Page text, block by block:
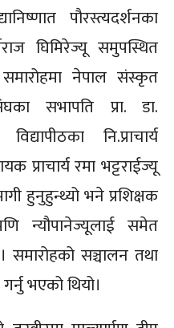
पौरस्त्यदर्शनका
घिमिरेज्यू समुपस्थित
नेपाल संस्कृत
सभापति प्रा. डा.
नि.प्राचार्य
प्राचार्य रमा भट्टराईज्यू
हुनुहुन्थ्यो भने प्रशिक्षक
न्यौपानेज्यूलाई समेत
सञ्चालन तथा
भएको थियो।